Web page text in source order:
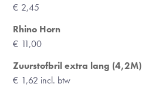
€ 2,45
Rhino Horn
€ 11,00
Zuurstofbril extra lang (4,2M)
€ 1,62 incl. btw